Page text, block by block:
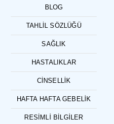
BLOG
TAHLIL SÖZLÜĞÜ
SAĞLIK
HASTALIKLAR
CINSELLIK
HAFTA HAFTA GEBELIK
RESIMLI BILGILER